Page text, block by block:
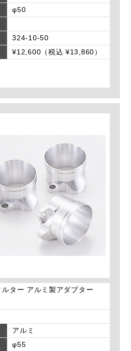
φ50
324-10-50
¥12,600（税込 ¥13,860）
ター アルミ製アダプター
アルミ
φ55